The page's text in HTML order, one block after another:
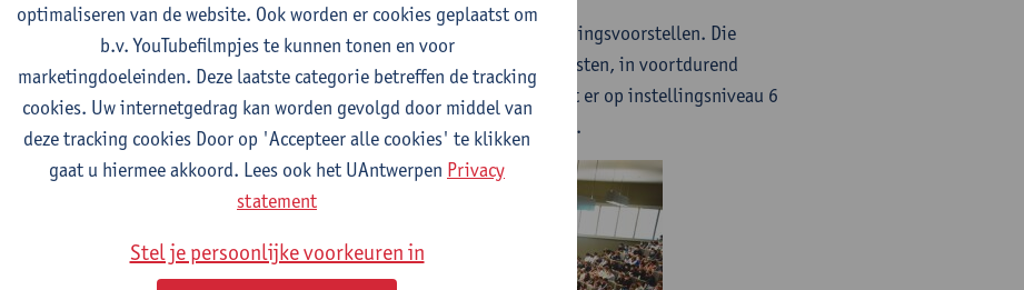
23 juni boog de Raad van Bestuur zich over een hele reeks besparingsvoorstellen. Die
uitgewerkt door de faculteiten en de centrale departementen en diensten, in voortdurend
De Raad van Bestuur keurde de maatregelen goed: tegen 2030 wordt er op instellingsniveau 6
bespaard op directe personeelskosten en 2 procent op andere kosten.
optimaliseren van de website. Ook worden er cookies geplaatst om
b.v. YouTubefilmpjes te kunnen tonen en voor
marketingdoeleinden. Deze laatste categorie betreffen de tracking
cookies. Uw internetgedrag kan worden gevolgd door middel van
deze tracking cookies Door op 'Accepteer alle cookies' te klikken
gaat u hiermee akkoord. Lees ook het UAntwerpen Privacy
statement
Stel je persoonlijke voorkeuren in